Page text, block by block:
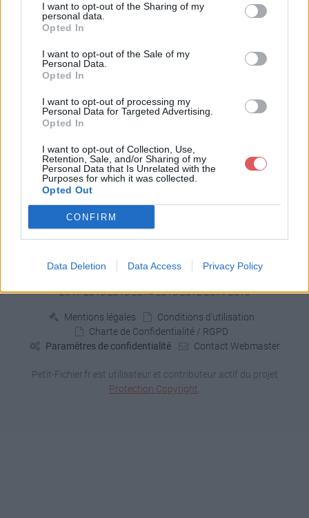
I want to opt-out of the Sharing of my
personal data.
Opted In
I want to opt-out of the Sale of my
Personal Data.
Opted In
I want to opt-out of processing my
Personal Data for Targeted Advertising.
Opted In
I want to opt-out of Collection, Use,
Retention, Sale, and/or Sharing of my
Personal Data that Is Unrelated with the
Purposes for which it was collected.
Opted Out
CONFIRM
Data Deletion Data Access Privacy Policy
Télécharger CatalogueAirLOMB_T
wenga_02.10.12.xls
Télécharger le fichier (20 Ko)
20172016201520142013201220112010
Mentions légales
Conditions d'utilisation
Charte de Confidentialité / RGPD
Paramètres de confidentialité
Contact Webmaster
Petit-Fichier.fr est utilisateur et contributeur actif du projet
Protection Copyright